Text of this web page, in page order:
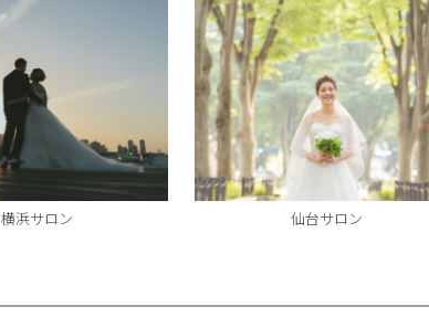
横浜サロン 仙台サロン